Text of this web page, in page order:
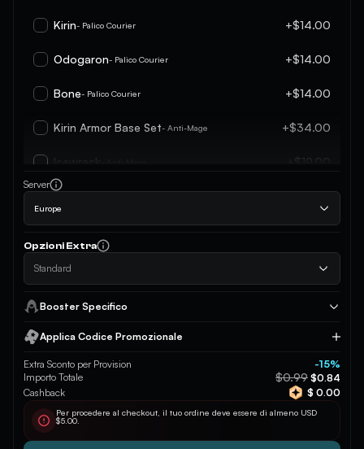
Kirin- Palico Courier +$14.00
Odogaron- Palico Courier +$14.00
Bone- Palico Courier +$14.00
Kirin Armor Base Set- Anti-Mage +$34.00
Icewrack +$19.00
Golden +$28.00
Prismatic +$47.00
Bone Armor Base Set +$42.00
Golden - Beastmaster
Prismatic- Beastmaster +$56.00
Rathalos Armor Base Set- Dragon Knight +$41.00
Server
Europe
Opzioni Extra
Standard
Booster Specifico
Applica Codice Promozionale
Applica
Extra Sconto per Provision
-15%
Importo Totale
$0.99 $0.84
Cashback
$ 0.00
Per procedere al checkout, il tuo ordine deve essere di almeno USD
$5.00.